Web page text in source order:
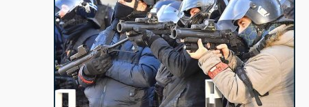
Comprendre...
Vie du site